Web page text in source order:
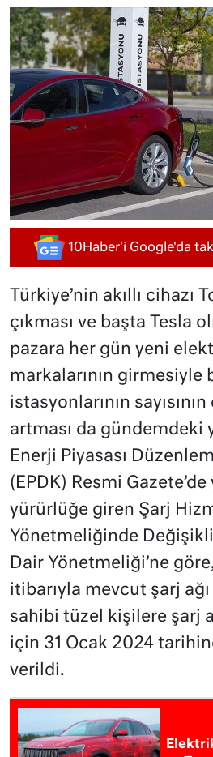
10Haber'i Google'da
Türkiye’nin akıllı cihazı
çıkması ve başta Tesla
pazara her gün yeni
markalarının girmesiyle
istasyonlarının sayısının
artması da gündemdeki
Enerji Piyasası
(EPDK) Resmi
yürürlüğe giren Şarj
Yönetmeliğinde
Dair Yönetmeliği’ne
itibarıyla mevcut şarj
sahibi tüzel kişilere şarj
için 31 Ocak 2024
verildi.